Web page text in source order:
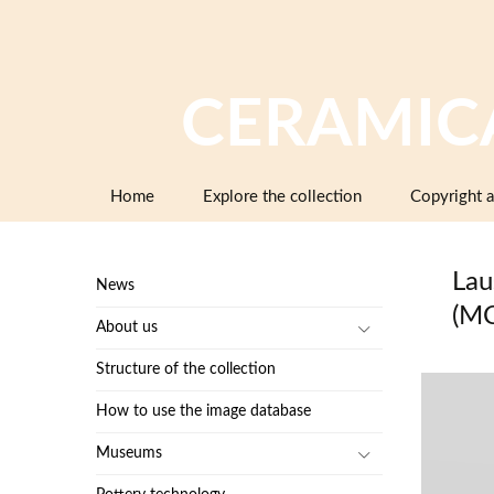
Home Explore the collection Copyright
News
About us
Structure of the collection
How to use the image database
Museums